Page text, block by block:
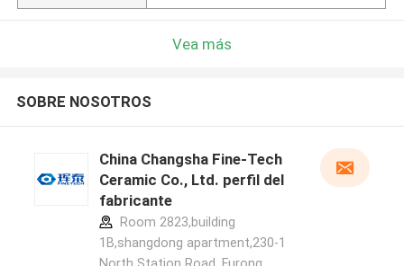
Vea más
SOBRE NOSOTROS
China Changsha Fine-Tech
Ceramic Co., Ltd. perfil del
fabricante
Room 2823,building
1B,shangdong apartment,230-1